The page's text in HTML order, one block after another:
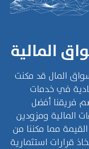
المالية
أسواق المال قد مكنت
في خدمات
فريقنا أفضل
المالية ومزودين
القيمة مما مكننا من
قرارات استثمارية